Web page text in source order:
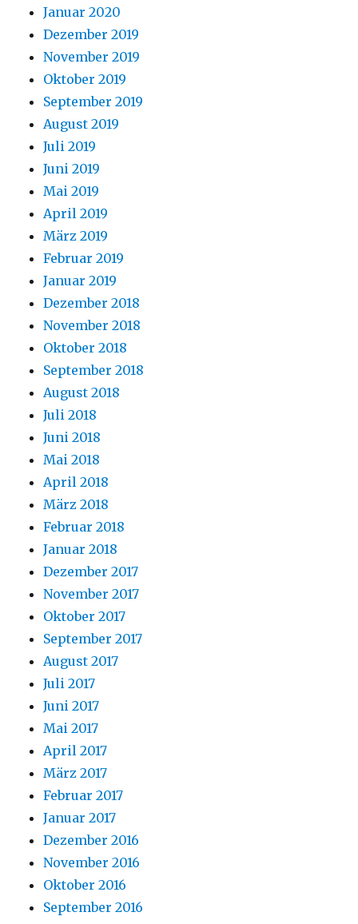
Januar 2020
Dezember 2019
November 2019
Oktober 2019
September 2019
August 2019
Juli 2019
Juni 2019
Mai 2019
April 2019
März 2019
Februar 2019
Januar 2019
Dezember 2018
November 2018
Oktober 2018
September 2018
August 2018
Juli 2018
Juni 2018
Mai 2018
April 2018
März 2018
Februar 2018
Januar 2018
Dezember 2017
November 2017
Oktober 2017
September 2017
August 2017
Juli 2017
Juni 2017
Mai 2017
April 2017
März 2017
Februar 2017
Januar 2017
Dezember 2016
November 2016
Oktober 2016
September 2016